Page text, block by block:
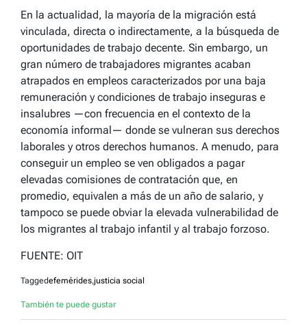
En la actualidad, la mayoría de la migración está
vinculada, directa o indirectamente, a la búsqueda de
oportunidades de trabajo decente. Sin embargo, un
gran número de trabajadores migrantes acaban
atrapados en empleos caracterizados por una baja
remuneración y condiciones de trabajo inseguras e
insalubres —con frecuencia en el contexto de la
economía informal— donde se vulneran sus derechos
laborales y otros derechos humanos. A menudo, para
conseguir un empleo se ven obligados a pagar
elevadas comisiones de contratación que, en
promedio, equivalen a más de un año de salario, y
tampoco se puede obviar la elevada vulnerabilidad de
los migrantes al trabajo infantil y al trabajo forzoso.
FUENTE: OIT
Taggedefemérides,justicia social
También te puede gustar